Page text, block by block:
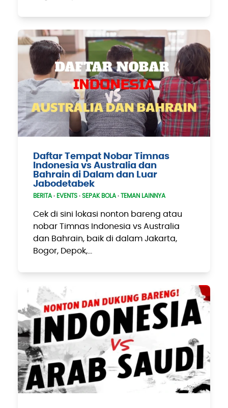
Daftar Tempat Nobar Timnas
Indonesia vs Australia dan
Bahrain di Dalam dan Luar
Jabodetabek
BERITA· EVENTS· SEPAK BOLA· TEMAN LAINNYA
Cek di sini lokasi nonton bareng atau
nobar Timnas Indonesia vs Australia
dan Bahrain, baik di dalam Jakarta,
Bogor, Depok,…